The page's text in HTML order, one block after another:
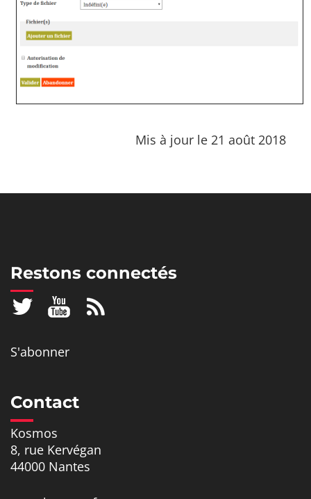
Mis à jour le 21 août 2018
Restons connectés
S'abonner
Contact
Kosmos
8, rue Kervégan
44000 Nantes